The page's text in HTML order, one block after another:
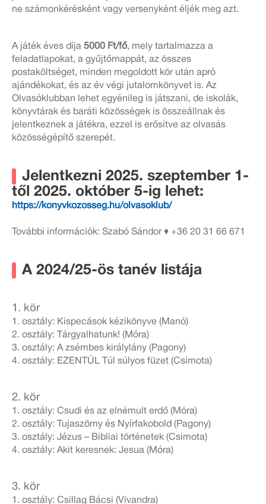
ne számonkérésként vagy versenyként éljék meg azt.
A játék éves díja 5000 Ft/fő, mely tartalmazza a
feladatlapokat, a gyűjtőmappát, az összes
postaköltséget, minden megoldott kör után apró
ajándékokat, és az év végi jutalomkönyvet is. Az
Olvasóklubban lehet egyénileg is játszani, de iskolák,
könyvtárak és baráti közösségek is összeállnak és
jelentkeznek a játékra, ezzel is erősítve az olvasás
közösségépítő szerepét.
Jelentkezni 2025. szeptember 1-
től 2025. október 5-ig lehet:
https://konyvkozosseg.hu/olvasoklub/
További információk: Szabó Sándor ♦ +36 20 31 66 671
A 2024/25-ös tanév listája
1. kör
1. osztály: Kispecások kézikönyve (Manó)
2. osztály: Tárgyalhatunk! (Móra)
3. osztály: A zsémbes királylány (Pagony)
4. osztály: EZENTÚL Túl súlyos füzet (Csimota)
2. kör
1. osztály: Csudi és az elnémult erdő (Móra)
2. osztály: Tujaszörny és Nyírfakobold (Pagony)
3. osztály: Jézus – Bibliai történetek (Csimota)
4. osztály: Akit keresnek: Jesua (Móra)
3. kör
1. osztály: Csillag Bácsi (Vivandra)